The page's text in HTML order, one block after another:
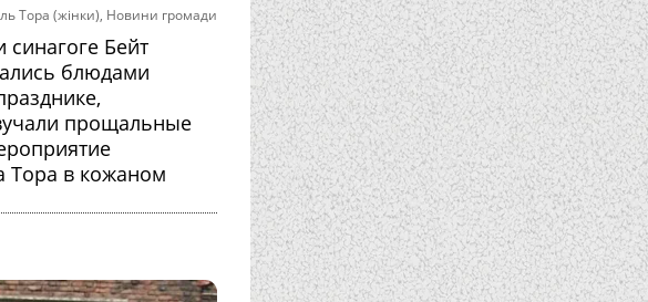
Тора (жінки), Новини громади
Бейт
блюдами
прощальные
Тора в кожаном